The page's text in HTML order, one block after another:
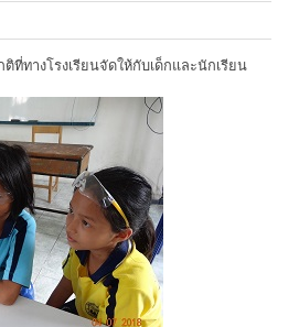
ที่ทางโรงเรียนจัดให้กับเด็กและนักเรียน